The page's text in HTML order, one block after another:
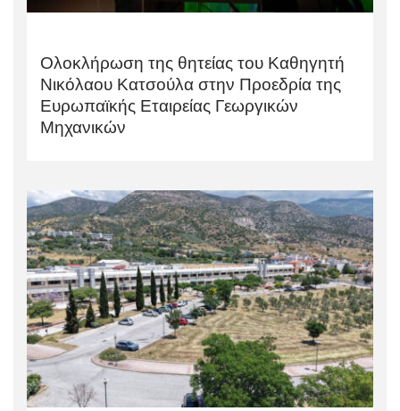
Ολοκλήρωση της θητείας του Καθηγητή
Νικόλαου Κατσούλα στην Προεδρία της
Ευρωπαϊκής Εταιρείας Γεωργικών
Μηχανικών